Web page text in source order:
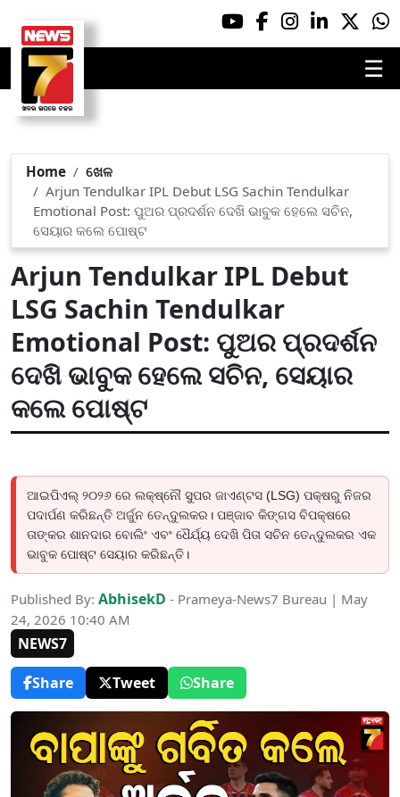
☰
Home
ଖେଳ
Arjun Tendulkar IPL Debut LSG Sachin Tendulkar
Emotional Post: ପୁଅର ପ୍ରଦର୍ଶନ ଦେଖି ଭାବୁକ ହେଲେ ସଚିନ,
ସେୟାର କଲେ ପୋଷ୍ଟ
Arjun Tendulkar IPL Debut
LSG Sachin Tendulkar
Emotional Post: ପୁଅର ପ୍ରଦର୍ଶନ
ଦେଖି ଭାବୁକ ହେଲେ ସଚିନ, ସେୟାର
କଲେ ପୋଷ୍ଟ
ଆଇପିଏଲ୍ ୨୦୨୬ ରେ ଲକ୍ଷ୍ନୌ ସୁପର ଜାଏଣ୍ଟସ (LSG) ପକ୍ଷରୁ ନିଜର
ପଦାର୍ପଣ କରିଛନ୍ତି ଅର୍ଜୁନ ତେନ୍ଦୁଲକର। ପଞ୍ଜାବ କିଙ୍ଗସ ବିପକ୍ଷରେ
ତାଙ୍କର ଶାନଦାର ବୋଲିଂ ଏବଂ ଧୈର୍ଯ୍ୟ ଦେଖି ପିତା ସଚିନ ତେନ୍ଦୁଲକର ଏକ
ଭାବୁକ ପୋଷ୍ଟ ସେୟାର କରିଛନ୍ତି।
Published By: AbhisekD - Prameya-News7 Bureau | May
24, 2026 10:40 AM
NEWS7
Share
Tweet Share